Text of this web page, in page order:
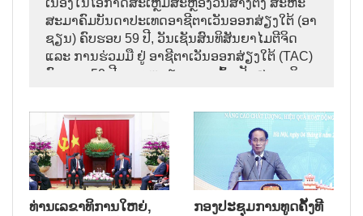
ເນື່ອງໃນໂອກາດສະເຫຼີມສະຫຼອງວັນສ້າງຕັ້ງ ສະຫະ
ສະມາຄົມບັນດາປະເທດອາຊີຕາເວັນອອກສ່ຽງໃຕ້ (ອາ
ຊຽນ) ຄົບຮອບ 59 ປີ, ວັນເຊັນສົນທິສັນຍາໄມຕີຈິດ
ແລະ ການຮ່ວມມື ຢູ່ ອາຊີຕາເວັນອອກສ່ຽງໃຕ້ (TAC)
ຄົບຮອບ 50 ປີ ແລະ ຫວຽດນາມ ເຂົ້າເປັນສະມາຊິກ
ທ່ານເລຂາທິການໃຫຍ່,
ກອງປະຊຸມການທູດຄັ້ງທີ